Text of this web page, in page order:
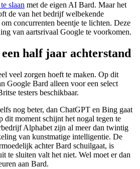
slaan met de eigen AI Bard. Maar het
de van het bedrijf welbekende
concurrenten beentje te lichten. Deze
van aartsrivaal Google te voorkomen.
half jaar achterstand
veel zorgen hoeft te maken. Op dit
Google Bard alleen voor een select
testers beschikbaar.
nog beter, dan ChatGPT en Bing gaat
dit moment schijnt het nogal tegen te
Alphabet zijn al meer dan twintig
van kunstmatige intelligentie. De
achter Bard schuilgaat, is
te sluiten valt het niet. Wel moet er dan
aan Bard.